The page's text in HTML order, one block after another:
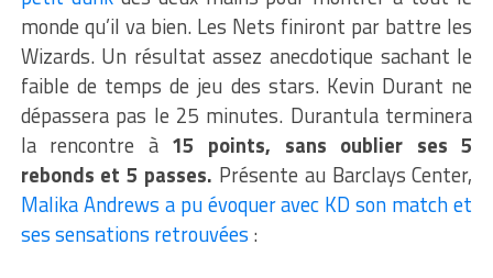
monde qu’il va bien. Les Nets finiront par battre les
Wizards. Un résultat assez anecdotique sachant le
faible de temps de jeu des stars. Kevin Durant ne
dépassera pas le 25 minutes. Durantula terminera
la rencontre à 15 points, sans oublier ses 5
rebonds et 5 passes. Présente au Barclays Center,
Malika Andrews a pu évoquer avec KD son match et
ses sensations retrouvées :